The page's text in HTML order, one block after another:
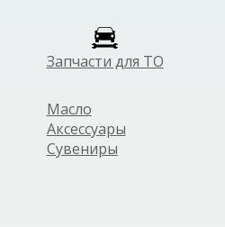
Запчасти для ТО
Масло
Аксессуары
Сувениры